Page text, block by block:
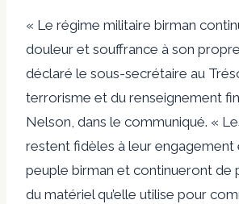
« Le régime militaire birman
douleur et souffrance à son
déclaré le sous-secrétaire au
terrorisme et du renseignement
Nelson, dans le communiqué. «
restent fidèles à leur engagement
peuple birman et continueront de
du matériel qu’elle utilise pour